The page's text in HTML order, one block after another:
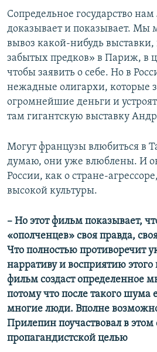
Сопредельное государство
доказывает и показывает. Мы
вывоз какой-нибудь
забытых предков» в Париж, в
чтобы заявить о себе. Но в
нежадные олигархи, которые
огромнейшие деньги и
там гигантскую выставку
Могут французы влюбиться в
думаю, они уже влюблены. И
России, как о стране-
высокой культуры.
– Но этот фильм показывает,
«ополченцев» своя правда,
Что полностью противоречит
нарративу и восприятию
фильм создаст определенное
потому что после такого шума
многие люди. Вполне
Прилепин поучаствовал в
пропагандистской целью